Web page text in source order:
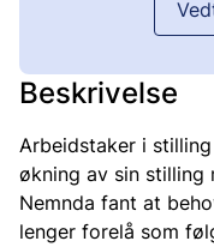
Beskrivelse
Arbeidstaker i
økning av sin stilling
Nemnda fant at
lenger forelå som